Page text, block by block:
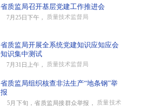
省质监局召开基层党建工作推进会
7月25日下午， 质量技术监督局
省质监局开展全系统党建知识应知应会
知识集中测试
7月31日上午， 质量技术监督局
省质监局组织核查非法生产“地条钢”举
报
5月下旬，省质监局接群众举报， 质量技术